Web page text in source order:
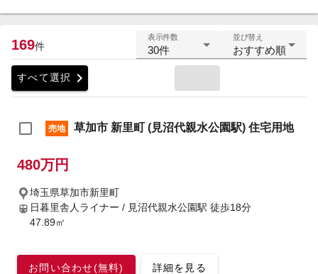
169件
表示件数
30件
並び替え
おすすめ順
すべて選択 chevron_right
売地 草加市 新里町 (見沼代親水公園駅) 住宅用地
480万円
埼玉県草加市新里町
日暮里舎人ライナー / 見沼代親水公園駅 徒歩18分
47.89㎡
お問い合わせ(無料) 詳細を見る